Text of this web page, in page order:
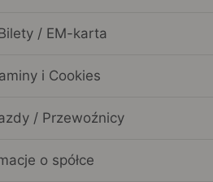
/ EM-karta
i Cookies
/ Przewoźnicy
o spółce